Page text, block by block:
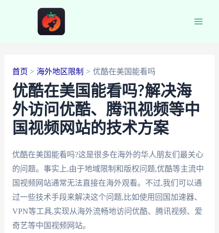
首页 海外地区限制 优酷在美国能看吗
优酷在美国能看吗?解决海
外访问优酷、腾讯视频等中
国视频网站的技术方案
优酷在美国能看吗?这是很多在海外的华人朋友们最关心
的问题。事实上,由于地域限制和版权问题,优酷等主流中
国视频网站通常无法直接在海外观看。不过,我们可以通
过一些技术手段来解决这个问题,比如使用回国加速器、
VPN等工具,实现从海外流畅地访问优酷、腾讯视频、爱
奇艺等中国视频网站。